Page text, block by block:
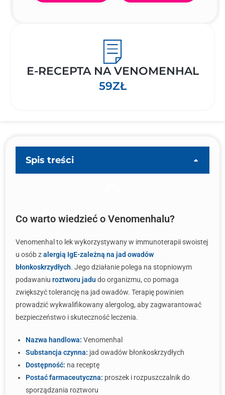
E-RECEPTA NA VENOMENHAL
59ZŁ
Spis treści
Co warto wiedzieć o Venomenhalu?
Venomenhal to lek wykorzystywany w immunoterapii swoistej
u osób zalergią IgE-zależną na jad owadów
błonkoskrzydłych. Jego działanie polega na stopniowym
podawaniu roztworu jadu do organizmu, co pomaga
zwiększyć tolerancję na jad owadów. Terapię powinien
prowadzić wykwalifikowany alergolog, aby zagwarantować
bezpieczeństwo i skuteczność leczenia.
Nazwa handlowa: Venomenhal
Substancja czynna: jad owadów błonkoskrzydłych
Dostępność: na receptę
Postać farmaceutyczna: proszek i rozpuszczalnik do
sporządzania roztworu